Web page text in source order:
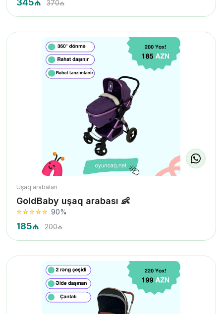
345₼ 370₼
Uşaq arabaları
GoldBaby uşaq arabası 👶
90%
185₼ 200₼